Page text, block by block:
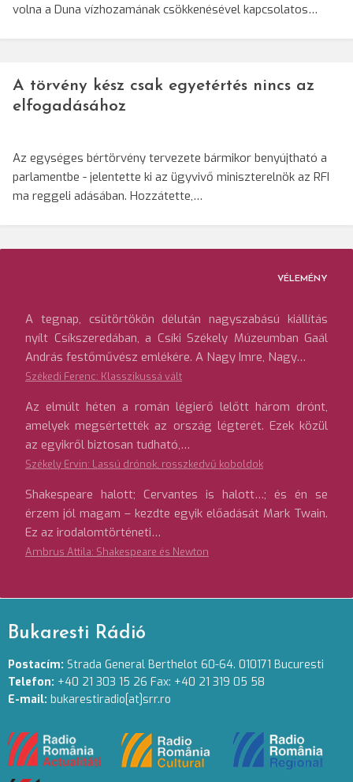
volna a Duna vízhozamának csökkenésével kapcsolatos…
A törvény kész csak egyetértés nincs az
elfogadásához
Az egységes bértörvény tervezete bármikor benyújtható a
parlamentbe - jelentette ki az ügyvivő miniszterelnök az RFI
ma reggeli adásában. Hozzátette,…
VÉLEMÉNY
A tegnap, csütörtökön délután nagyszabású kiállítás
nyílt Csíkszeredában, a Csíki Székely Múzeumban Gaál
András festőművész emlékére. A Nagy Imre, Nagy…
Székedi Ferenc: Klasszikussá vált
Az elmúlt héten a román légierő lelőtt három drónt,
amelyek megsértették az ország légterét. Ezek közül
az egyikről biztosan tudható,…
Székely Ervin: Lassú drónok, rosszkedvű koboldok
Shakespeare halott; Cervantes is halott…; és én se
érzem jól magam – kezdte egyik előadását Mark Twain.
Ez az irodalomtörténeti…
Ambrus Attila: Shakespeare és Newton
Bukaresti Rádió
Postacím: Strada General Berthelot 60-64. 010171 Bucuresti
Telefon: +40 21 303 15 26 Fax: +40 21 319 05 58
E-mail: bukarestiradio[at]srr.ro